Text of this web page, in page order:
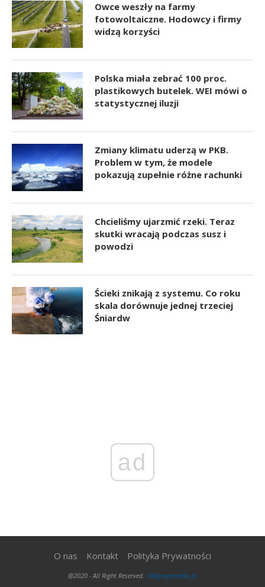
Owce weszły na farmy
fotowoltaiczne. Hodowcy i firmy
widzą korzyści
Polska miała zebrać 100 proc.
plastikowych butelek. WEI mówi o
statystycznej iluzji
Zmiany klimatu uderzą w PKB.
Problem w tym, że modele
pokazują zupełnie różne rachunki
Chcieliśmy ujarzmić rzeki. Teraz
skutki wracają podczas susz i
powodzi
Ścieki znikają z systemu. Co roku
skala dorównuje jednej trzeciej
Śniardw
ad
O nas Kontakt Polityka Prywatności
@2020 - All Right Reserved. 300gospodarka.pl